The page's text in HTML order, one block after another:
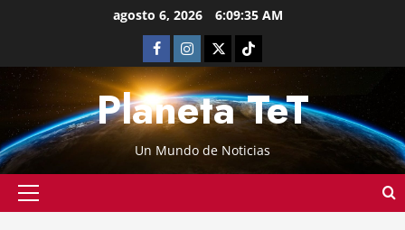
agosto 6, 2026 6:09:35 AM
Planeta TeT
Un Mundo de Noticias